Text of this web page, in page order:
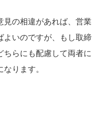
の相違があれば、営業
よいのですが、もし取締
ちらにも配慮して両者に
ります。